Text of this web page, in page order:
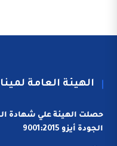
الهيئة العامة
حصلت الهيئة علي شهادة
الجودة أيزو 9001:2015